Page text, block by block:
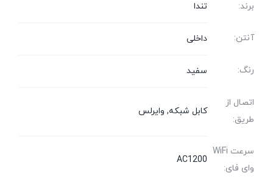
برند: تندا
آنتن: داخلی
رنگ: سفید
اتصال از
طریق:
کابل شبکه, وایرلس
سرعت WiFi
وای فای:
AC1200